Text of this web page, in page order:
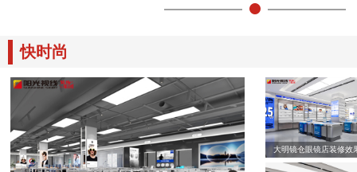
快时尚
大明镜仓眼镜店装修效